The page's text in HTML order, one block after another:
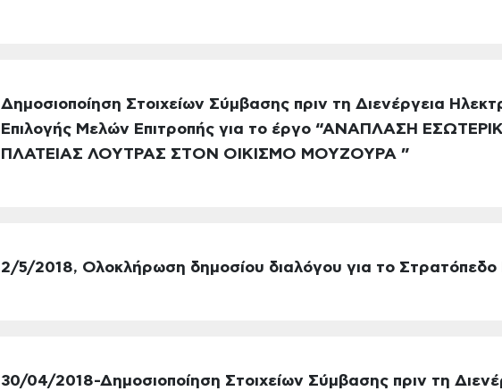
Δημοσιοποίηση Στοιχείων Σύμβασης πριν τη Διενέργεια
Επιλογής Μελών Επιτροπής για το έργο “ΑΝΑΠΛΑΣΗ
ΠΛΑΤΕΙΑΣ ΛΟΥΤΡΑΣ ΣΤΟΝ ΟΙΚΙΣΜΟ ΜΟΥΖΟΥΡΑ ”
2/5/2018, Ολοκλήρωση δημοσίου διαλόγου για το
30/04/2018-Δημοσιοποίηση Στοιχείων Σύμβασης πριν τη